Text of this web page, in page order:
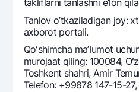
Hamma uchun USD uchun
Talab qilib olinguncha
Oltin omonat
NBU’dan oltin quymalar
Kumush omonat
Visa FIFA
Mastercard
Ish haqi
Garmin pay
Tariflar
Aksiyalar
Milliy mobil ilovasi
takliflarni tanlashni e’lon
Tanlov o’tkaziladigan joy:
axborot portali.
Qoʻshimcha maʼlumot
murojaat qiling: 100084,
Toshkent shahri, Amir
Telefon: +99878 147-15-